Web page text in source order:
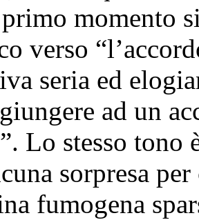
momento
verso
seria ed
ad un
Lo stesso
sorpresa
fumogena